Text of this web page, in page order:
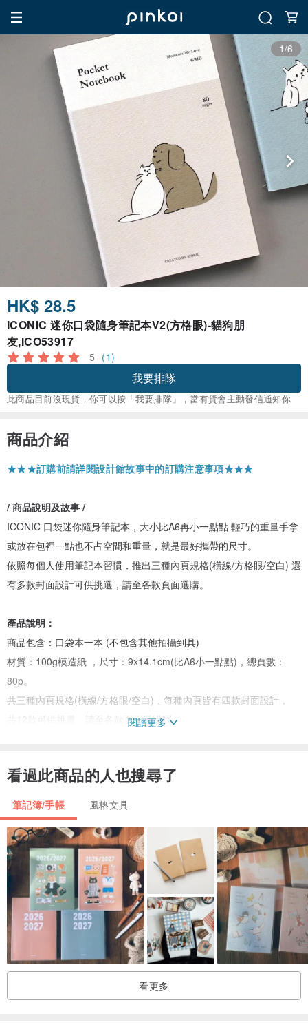
1/6
HK$ 28.5
ICONIC 迷你口袋隨身筆記本V2(方格眼)-貓狗朋
友,ICO53917
5 (1)
我要排隊
此商品目前沒現貨，你可以按「我要排隊」，當有貨會主動發信通知你
商品介紹
★★★訂購前請詳閱設計館故事中的訂購注意事項★★★
/ 商品說明及故事 /
ICONIC 口袋迷你隨身筆記本，大小比A6再小一點點 輕巧的重量手拿
或放在包裡一點也不占空間和重量，就是最好攜帶的尺寸。
依照每個人使用筆記本習慣，推出三種內頁規格(橫線/方格眼/空白) 還
有多款封面設計可供挑選，請至各款頁面選購。
產品說明：
商品包含：口袋本一本 (不包含其他拍攝到具)
材質：100g模造紙 ，尺寸：9x14.1cm(比A6小一點點)，總頁數：
80p。
共三種內頁規格(橫線/方格眼/空白)，每種內頁皆有四款封面設計，
共12款可供挑選，請至各款頁面選購喔。
(Rooftop) / 咖啡貓 (Café)
方格眼內頁款式有：貓狗朋友 (Friends) / 咖啡貓 (Waiting) / 瑜珈貓
(Yoga) / 冰淇淋 (Ice cream)
空白內頁款式有: 小害羞 (Shy) / 跳躍 (Jumping) / 淡藍的陪伴
(Laundry room) / 夜暮 (Evening)
封面為仿布紋質感設計，輕巧方便攜帶，棉線裝訂設計，可180度攤
平書寫。
方格眼各款連結區
閱讀更多
看過此商品的人也搜尋了
筆記簿/手帳 風格文具
看更多